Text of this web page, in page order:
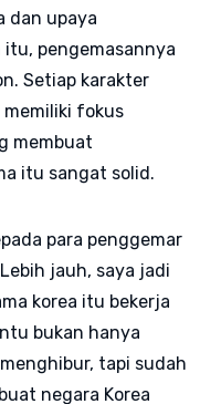
dan upaya
pengemasannya
Setiap karakter
fokus
membuat
itu sangat solid.
para penggemar
jauh, saya jadi
korea itu bekerja
bukan hanya
tapi sudah
negara Korea